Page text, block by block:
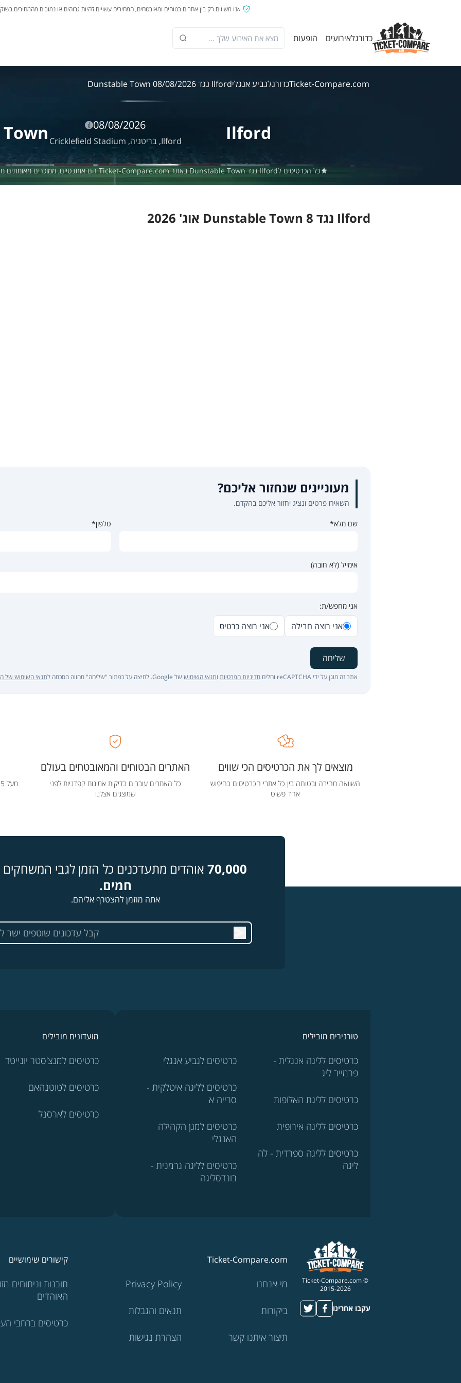
אנו משווים רק בין אתרים בטוחים ומאובטחים, המחירים עשויים להיות גבוהים או נמוכים מהמחירים
כדורגלאירועים הופעות
Ticket-Compare.comכדורגלגביע אנגליIlford נגד Dunstable Town 08/08/2026
Ilford
08/08/2026
Ilford, בריטניה, Cricklefield Stadium
כל הכרטיסים לIlford נגד Dunstable Town באתר Ticket-Compare.com הם אותנטיים, ממוכרים מאומתים מראש שמספקים אחריות של 100%.
Ilford נגד Dunstable Town 8 אוג' 2026
מעוניינים שנחזור אליכם?
השאירו פרטים ונציג יחזור אליכם בהקדם.
שם מלא* טלפון*
אימייל (לא חובה)
אני מחפש/ת:
אני רוצה חבילה אני רוצה כרטיס
שליחה
אתר זה מוגן על ידי reCAPTCHA וחלים מדיניות הפרטיות ותנאי השימוש של Google. לחיצה על כפתור "שליחה" מהווה הסכמה ל תנאי השימוש של
האתרים הבטוחים והמאובטחים בעולם
כל האתרים עוברים בדיקות אמינות קפדניות לפני
שמוצגים אצלנו
מוצאים לך את הכרטיסים הכי שווים
השוואה מהירה ובטוחה בין כל אתרי הכרטיסים בחיפוש
אחד פשוט
70,000 אוהדים מתעדכנים כל הזמן לגבי המשחקים
חמים.
אתה מוזמן להצטרף אליהם.
טורנירים מובילים
כרטיסים לליגה אנגלית -
פרמייר ליג
כרטיסים לליגת האלופות
כרטיסים לליגה אירופית
כרטיסים לליגה ספרדית - לה
ליגה
כרטיסים לגביע אנגלי
כרטיסים לליגה איטלקית -
סרייה א
כרטיסים למגן הקהילה
האנגלי
כרטיסים לליגה גרמנית -
בונדסליגה
מועדונים מובילים
כרטיסים למנצ'סטר יונייטד
כרטיסים לטוטנהאם
כרטיסים לארסנל
© Ticket-Compare.com
2015-2026
עקבו אחרינו
Ticket-Compare.com
מי אנחנו
ביקורות
תיצור איתנו קשר
Privacy Policy
תנאים והגבלות
הצהרת נגישות
קישורים שימושיים
תובנות וניתוחים
האוהדים
כרטיסים ברחבי